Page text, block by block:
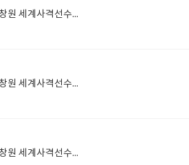
2018 창원 세계사격선수권대회
2018 창원 세계사격선수권대회
2018 창원 세계사격선수권대회